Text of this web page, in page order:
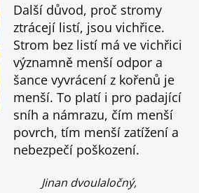
Další důvod, proč stromy
ztrácejí listí, jsou vichřice.
Strom bez listí má ve vichřici
významně menší odpor a
šance vyvrácení z kořenů je
menší. To platí i pro padající
sníh a námrazu, čím menší
povrch, tím menší zatížení a
nebezpečí poškození.
Jinan dvoulaločný,